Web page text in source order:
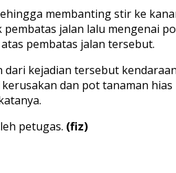
membanting stir ke
jalan lalu mengenai
pembatas jalan tersebut.
dari kejadian tersebut
dan pot tanaman hias
petugas. (fiz)